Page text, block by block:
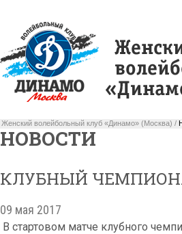
Женский волейбольный клуб «Динамо» (Москва) /
НОВОСТИ
КЛУБНЫЙ
09 мая 2017
В стартовом матче клубного